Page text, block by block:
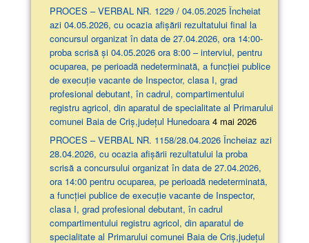
PROCES – VERBAL NR. 1229 / 04.05.2025 Încheiat
azi 04.05.2026, cu ocazia afişării rezultatului final la
concursul organizat în data de 27.04.2026, ora 14:00-
proba scrisă şi 04.05.2026 ora 8:00 – interviul, pentru
ocuparea, pe perioadă nedeterminată, a funcției publice
de execuție vacante de Inspector, clasa I, grad
profesional debutant, în cadrul, compartimentului
registru agricol, din aparatul de specialitate al Primarului
comunei Baia de Criș,județul Hunedoara 4 mai 2026
PROCES – VERBAL NR. 1158/28.04.2026 Încheiaz azi
28.04.2026, cu ocazia afişării rezultatului la proba
scrisă a concursului organizat în data de 27.04.2026,
ora 14:00 pentru ocuparea, pe perioadă nedeterminată,
a funcției publice de execuție vacante de Inspector,
clasa I, grad profesional debutant, în cadrul
compartimentului registru agricol, din aparatul de
specialitate al Primarului comunei Baia de Criș,județul